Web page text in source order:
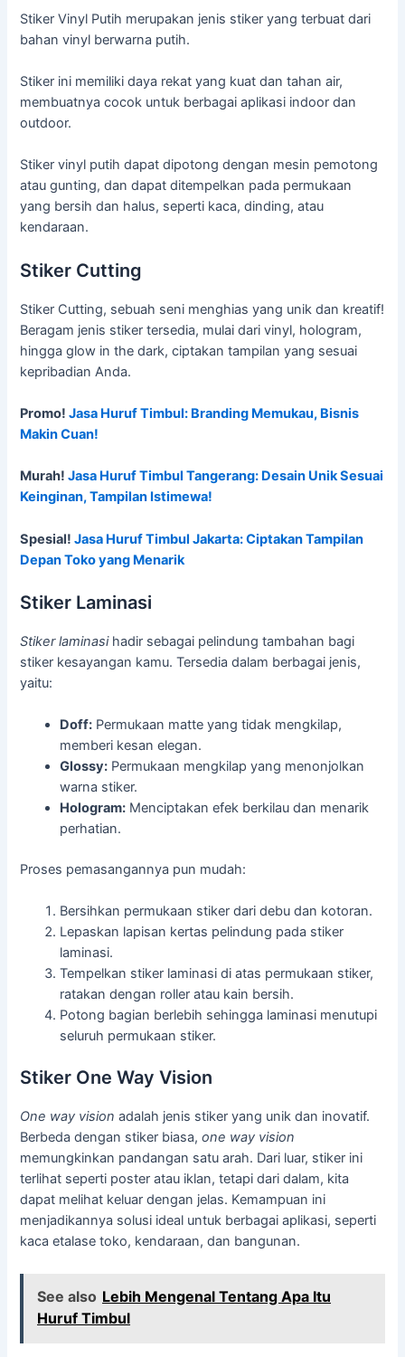
Stiker Vinyl Putih merupakan jenis stiker yang terbuat dari
bahan vinyl berwarna putih.
Stiker ini memiliki daya rekat yang kuat dan tahan air,
membuatnya cocok untuk berbagai aplikasi indoor dan
outdoor.
Stiker vinyl putih dapat dipotong dengan mesin pemotong
atau gunting, dan dapat ditempelkan pada permukaan
yang bersih dan halus, seperti kaca, dinding, atau
kendaraan.
Stiker Cutting
Stiker Cutting, sebuah seni menghias yang unik dan kreatif!
Beragam jenis stiker tersedia, mulai dari vinyl, hologram,
hingga glow in the dark, ciptakan tampilan yang sesuai
kepribadian Anda.
Promo!Jasa Huruf Timbul: Branding Memukau, Bisnis
Makin Cuan!
Murah!Jasa Huruf Timbul Tangerang: Desain Unik Sesuai
Keinginan, Tampilan Istimewa!
Spesial!Jasa Huruf Timbul Jakarta: Ciptakan Tampilan
Depan Toko yang Menarik
Stiker Laminasi
Stiker laminasihadir sebagai pelindung tambahan bagi
stiker kesayangan kamu. Tersedia dalam berbagai jenis,
yaitu:
Doff: Permukaan matte yang tidak mengkilap,
memberi kesan elegan.
Glossy: Permukaan mengkilap yang menonjolkan
warna stiker.
Hologram: Menciptakan efek berkilau dan menarik
perhatian.
Proses pemasangannya pun mudah:
Bersihkan permukaan stiker dari debu dan kotoran.
Lepaskan lapisan kertas pelindung pada stiker
laminasi.
Tempelkan stiker laminasi di atas permukaan stiker,
ratakan dengan roller atau kain bersih.
Potong bagian berlebih sehingga laminasi menutupi
seluruh permukaan stiker.
Stiker One Way Vision
One way vision adalah jenis stiker yang unik dan inovatif.
Berbeda dengan stiker biasa,one way vision
memungkinkan pandangan satu arah. Dari luar, stiker ini
terlihat seperti poster atau iklan, tetapi dari dalam, kita
dapat melihat keluar dengan jelas. Kemampuan ini
menjadikannya solusi ideal untuk berbagai aplikasi, seperti
kaca etalase toko, kendaraan, dan bangunan.
See also Lebih Mengenal Tentang Apa Itu
Huruf Timbul